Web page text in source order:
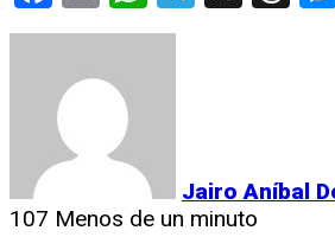
Jairo Aníbal
107 Menos de un minuto